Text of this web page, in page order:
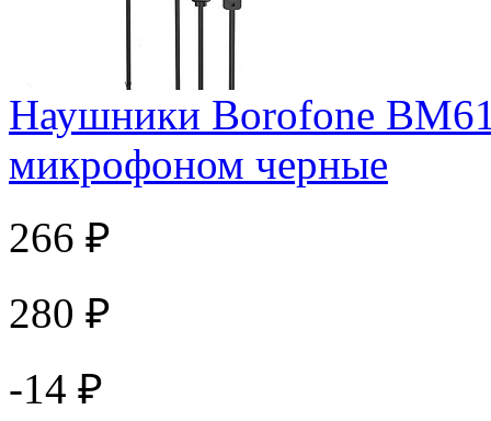
Наушники Borofone
микрофоном черные
266 ₽
280 ₽
-14 ₽